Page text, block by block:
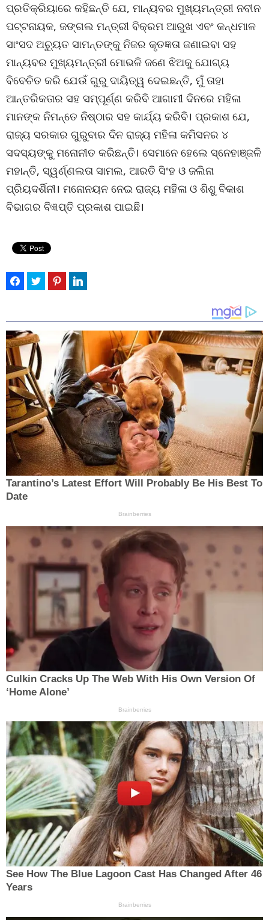
ପ୍ରତିକ୍ରିୟାରେ କହିଛନ୍ତି ଯେ, ମାନ୍ୟବର ମୁଖ୍ୟମନ୍ତ୍ରୀ ନବୀନ
ପଟ୍ଟନାୟକ, ଜଙ୍ଗଲ ମନ୍ତ୍ରୀ ବିକ୍ରମ ଆରୁଖ ଏବଂ କନ୍ଧମାଳ
ସାଂସଦ ଅଚ୍ୟୁତ ସାମନ୍ତଙ୍କୁ ନିଜର କୃତଜ୍ଞତା ଜଣାଇବା ସହ
ମାନ୍ୟବର ମୁଖ୍ୟମନ୍ତ୍ରୀ ମୋଭଳି ଜଣେ ଝିଅକୁ ଯୋଗ୍ୟ
ବିବେଚିତ କରି ଯେଉଁ ଗୁରୁ ଦାୟିତ୍ୱ ଦେଇଛନ୍ତି, ମୁଁ ତାହା
ଆନ୍ତରିକତାର ସହ ସମ୍ପୂର୍ଣ୍ଣ କରିବି ଆଗାମୀ ଦିନରେ ମହିଳା
ମାନଙ୍କ ନିମନ୍ତେ ନିଷ୍ଠାର ସହ କାର୍ଯ୍ୟ କରିବି। ପ୍ରକାଶ ଯେ,
ରାଜ୍ୟ ସରକାର ଗୁରୁବାର ଦିନ ରାଜ୍ୟ ମହିଳା କମିସନର ୪
ସଦସ୍ୟଙ୍କୁ ମନୋନୀତ କରିଛନ୍ତି। ସେମାନେ ହେଲେ ସ୍ନେହାଞ୍ଜଳି
ମହାନ୍ତି, ସ୍ୱର୍ଣ୍ଣଲତା ସାମଲ, ଆରତି ସିଂହ ଓ ଜଲିନା
ପ୍ରିୟଦର୍ଶିନୀ। ମନୋନୟନ ନେଇ ରାଜ୍ୟ ମହିଳା ଓ ଶିଶୁ ବିକାଶ
ବିଭାଗର ବିଜ୍ଞପ୍ତି ପ୍ରକାଶ ପାଇଛି।